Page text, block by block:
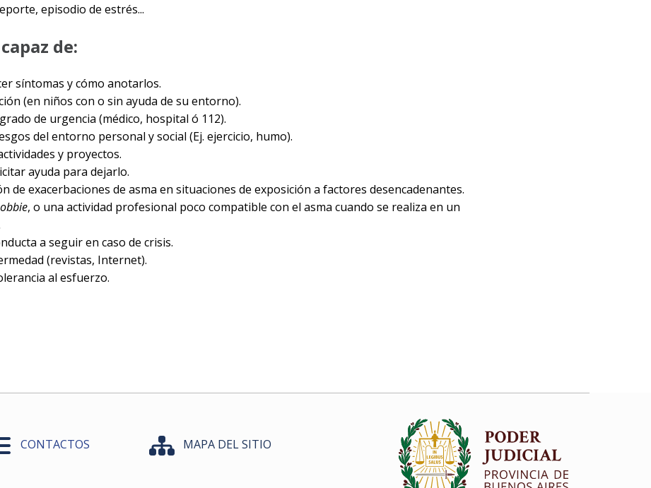
episodio de estrés...
de:
síntomas y cómo anotarlos.
(en niños con o sin ayuda de su entorno).
de urgencia (médico, hospital ó 112).
del entorno personal y social (Ej. ejercicio, humo).
y proyectos.
ayuda para dejarlo.
exacerbaciones de asma en situaciones de exposición a factores desencadenantes.
, o una actividad profesional poco compatible con el asma cuando se realiza en un
a seguir en caso de crisis.
(revistas, Internet).
al esfuerzo.
CONTACTOS MAPA DEL SITIO